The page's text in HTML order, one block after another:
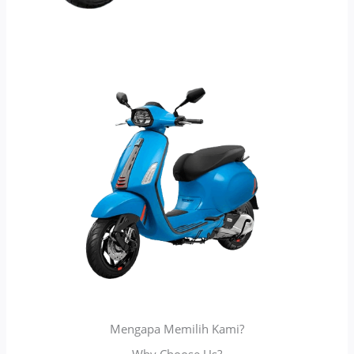
Mengapa Memilih Kami?